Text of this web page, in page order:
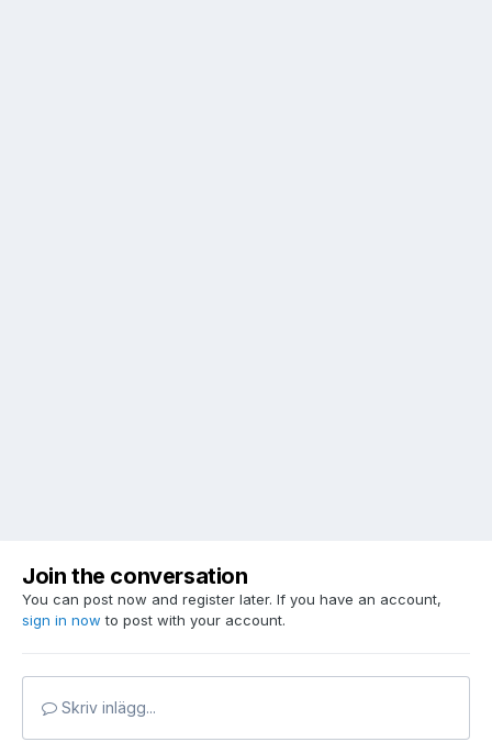
Join the conversation
You can post now and register later. If you have an account,
sign in now to post with your account.
Skriv inlägg...